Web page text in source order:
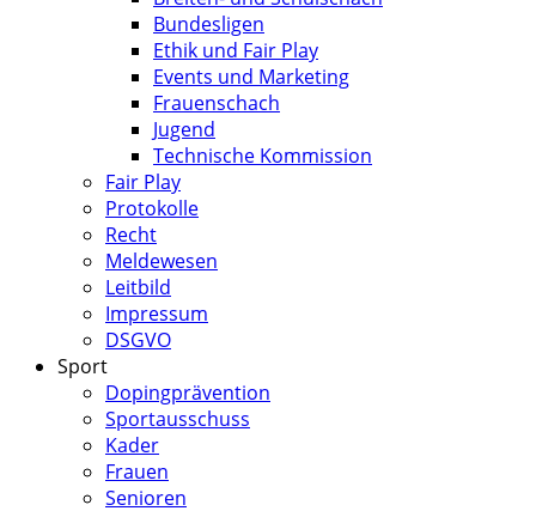
Bundesligen
Ethik und Fair Play
Events und Marketing
Frauenschach
Jugend
Technische Kommission
Fair Play
Protokolle
Recht
Meldewesen
Leitbild
Impressum
DSGVO
Sport
Dopingprävention
Sportausschuss
Kader
Frauen
Senioren